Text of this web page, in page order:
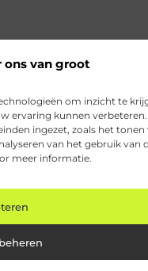
ons van groot
om inzicht te
ervaring kunnen verbeteren.
ingezet, zoals het tonen
van het gebruik van
meer informatie.